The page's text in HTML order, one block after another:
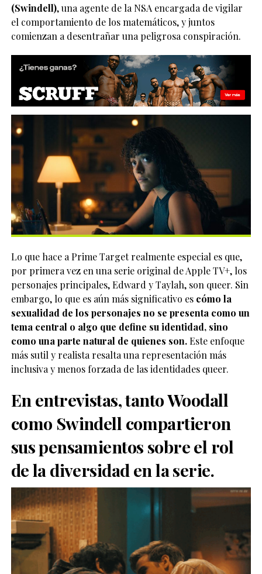
(Swindell), una agente de la NSA encargada de vigilar
el comportamiento de los matemáticos, y juntos
comienzan a desentrañar una peligrosa conspiración.
Lo que hace a Prime Target realmente especial es que,
por primera vez en una serie original de Apple TV+, los
personajes principales, Edward y Taylah, son queer. Sin
embargo, lo que es aún más significativo es cómo la
sexualidad de los personajes no se presenta como un
tema central o algo que define su identidad, sino
como una parte natural de quienes son.Este enfoque
más sutil y realista resalta una representación más
inclusiva y menos forzada de las identidades queer.
En entrevistas, tanto Woodall
como Swindell compartieron
sus pensamientos sobre el rol
de la diversidad en la serie.